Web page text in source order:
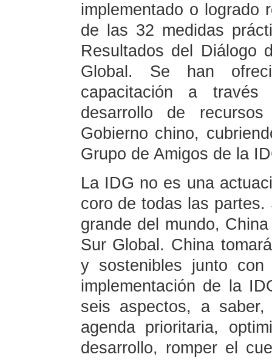
implementado o logrado
de las 32 medidas
Resultados del Diálogo
Global. Se han
capacitación a
desarrollo de
Gobierno chino,
Grupo de Amigos de la
La IDG no es una
coro de todas las
grande del mundo,
Sur Global. China
y sostenibles junto
implementación de la
seis aspectos, a
agenda prioritaria,
desarrollo, romper el